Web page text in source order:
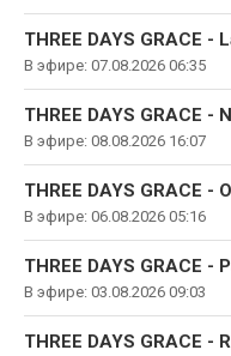
THREE DAYS GRACE -
В эфире: 07.08.2026 06:35
THREE DAYS GRACE -
В эфире: 08.08.2026 16:07
THREE DAYS GRACE -
В эфире: 06.08.2026 05:16
THREE DAYS GRACE -
В эфире: 03.08.2026 09:03
THREE DAYS GRACE -